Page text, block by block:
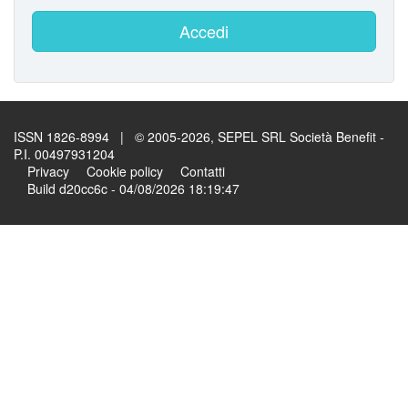
Accedi
ISSN 1826-8994 | © 2005-2026, SEPEL SRL Società Benefit -
P.I. 00497931204
Privacy
Cookie policy
Contatti
Build d20cc6c - 04/08/2026 18:19:47